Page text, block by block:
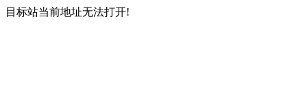
目标站当前地址无法打开!